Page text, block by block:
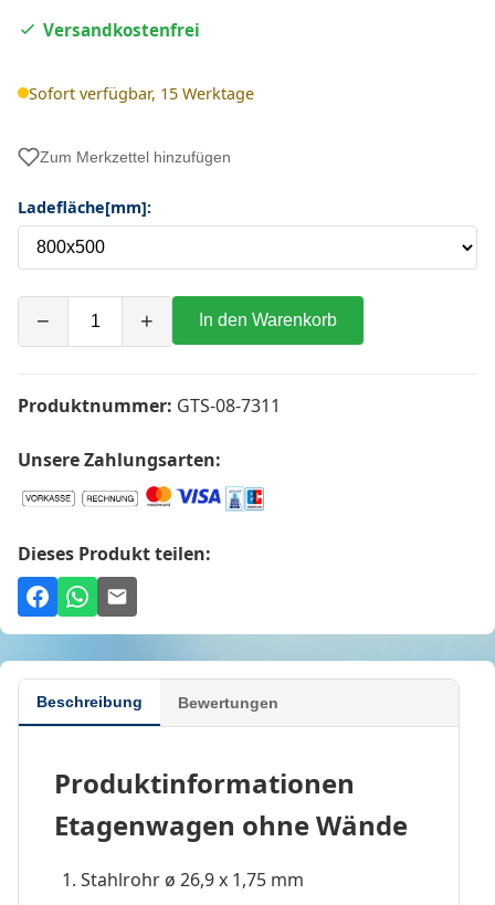
Versandkostenfrei
Sofort verfügbar, 15 Werktage
Zum Merkzettel hinzufügen
Ladefläche[mm]:
− + In den Warenkorb
Produktnummer: GTS-08-7311
Unsere Zahlungsarten:
Dieses Produkt teilen:
Beschreibung Bewertungen
Produktinformationen
Etagenwagen ohne Wände
Stahlrohr ø 26,9 x 1,75 mm